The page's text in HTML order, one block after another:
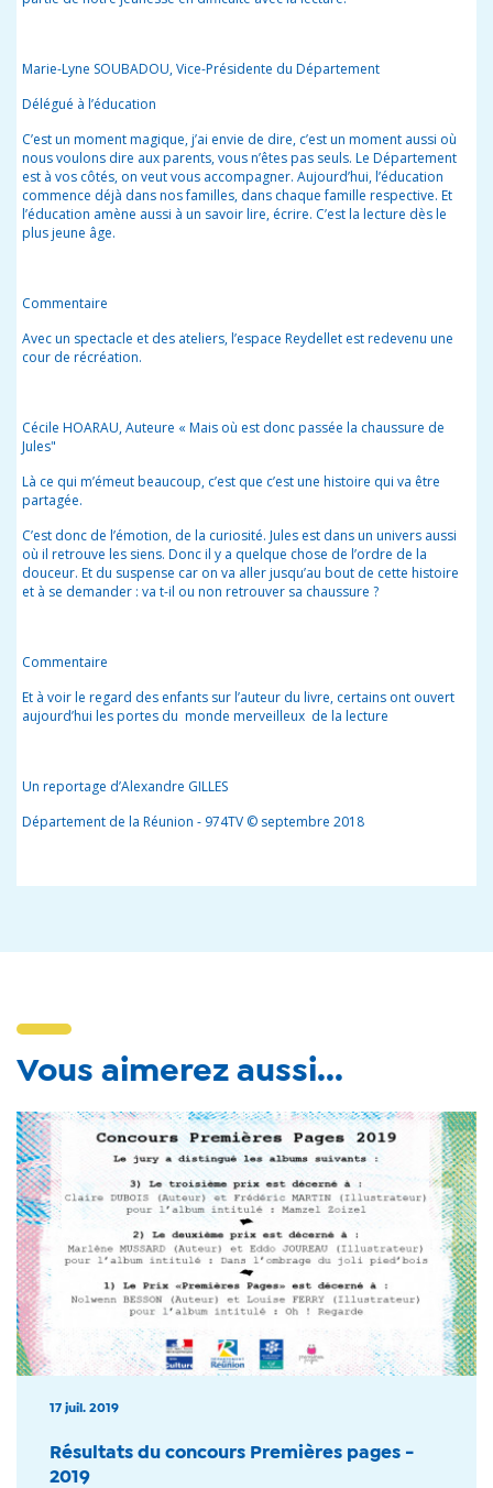
Marie-Lyne SOUBADOU, Vice-Présidente du Département
Délégué à l’éducation
C’est un moment magique, j’ai envie de dire, c’est un moment aussi où
nous voulons dire aux parents, vous n’êtes pas seuls. Le Département
est à vos côtés, on veut vous accompagner. Aujourd’hui, l’éducation
commence déjà dans nos familles, dans chaque famille respective. Et
l’éducation amène aussi à un savoir lire, écrire. C’est la lecture dès le
plus jeune âge.
Commentaire
Avec un spectacle et des ateliers, l’espace Reydellet est redevenu une
cour de récréation.
Cécile HOARAU, Auteure « Mais où est donc passée la chaussure de
Jules"
Là ce qui m’émeut beaucoup, c’est que c’est une histoire qui va être
partagée.
C’est donc de l’émotion, de la curiosité. Jules est dans un univers aussi
où il retrouve les siens. Donc il y a quelque chose de l’ordre de la
douceur. Et du suspense car on va aller jusqu’au bout de cette histoire
et à se demander : va t-il ou non retrouver sa chaussure ?
Commentaire
Et à voir le regard des enfants sur l’auteur du livre, certains ont ouvert
aujourd’hui les portes du monde merveilleux de la lecture
Un reportage d’Alexandre GILLES
Département de la Réunion - 974TV © septembre 2018
Vous aimerez aussi...
17 juil. 2019
Résultats du concours Premières pages -
2019